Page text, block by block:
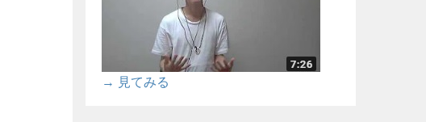
→ 見てみる